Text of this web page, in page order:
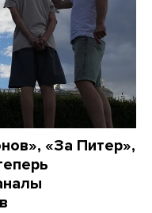
«За Питер»,